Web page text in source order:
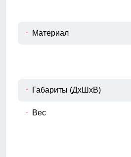
Материал
Габариты (ДхШхВ)
Вес